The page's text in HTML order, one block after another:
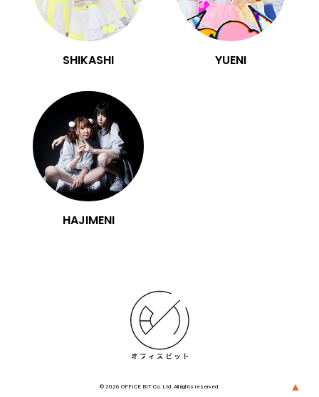
SHIKASHI YUENI
HAJIMENI
© 2026 OFFICE BIT Co. Ltd. All rights reserved. ▲